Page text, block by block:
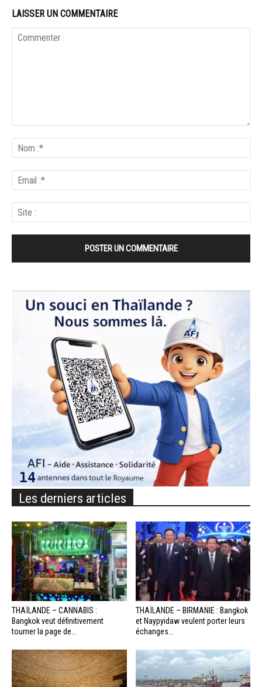
LAISSER UN COMMENTAIRE
Les derniers articles
THAÏLANDE – CANNABIS :
Bangkok veut définitivement
tourner la page de...
THAÏLANDE – BIRMANIE : Bangkok
et Naypyidaw veulent porter leurs
échanges...